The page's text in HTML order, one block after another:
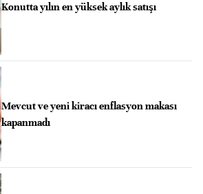
Konutta yılın en yüksek aylık satışı
Mevcut ve yeni kiracı enflasyon makası
kapanmadı